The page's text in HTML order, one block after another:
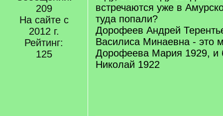
209
На сайте с
2012 г.
Рейтинг:
125
встречаются уже в
туда попали?
Дорофеев Андрей
Василиса Минаевна - это
Дорофеева Мария 1929, и
Николай 1922